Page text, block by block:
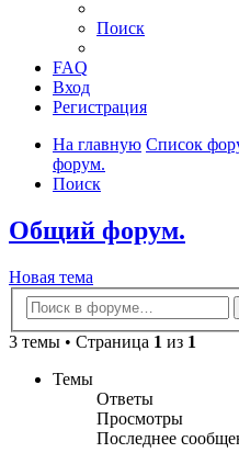
Поиск
FAQ
Вход
Регистрация
На главную Список
форум.
Поиск
Общий форум.
Новая тема
3 темы • Страница 1 из 1
Темы
Ответы
Просмотры
Последнее